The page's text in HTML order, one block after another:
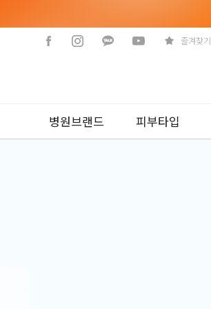
즐겨찾기
병원브랜드 피부타입